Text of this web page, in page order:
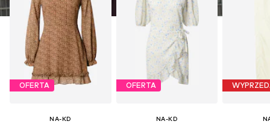
OFERTA
NA-KD
OFERTA
NA-KD